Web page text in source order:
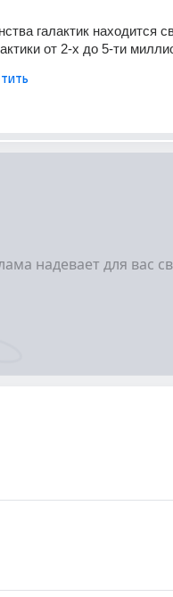
галактик
от 2-х до 5-ти